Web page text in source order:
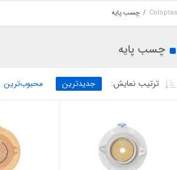
چسب پایه
چسب پایه
ترتیب نمایش: جدیدترین محبوب‌ترین